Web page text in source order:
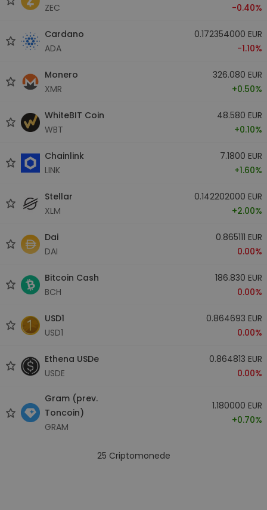
ZEC
-0.40%
Cardano
ADA
0.172354000 EUR
-1.10%
Monero
XMR
326.080 EUR
+0.50%
WhiteBIT Coin
WBT
48.580 EUR
+0.10%
Chainlink
LINK
7.1800 EUR
+1.60%
Stellar
XLM
0.142202000 EUR
+2.00%
Dai
DAI
0.865111 EUR
0.00%
Bitcoin Cash
BCH
186.830 EUR
0.00%
USD1
USD1
0.864693 EUR
0.00%
Ethena USDe
USDE
0.864813 EUR
0.00%
Gram (prev.
Toncoin)
GRAM
1.180000 EUR
+0.70%
25 Criptomonede